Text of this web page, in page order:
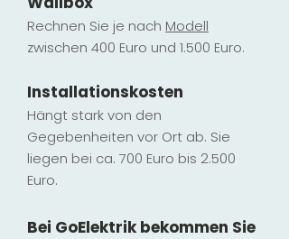
Rechnen Sie je nach Modell
zwischen 400 Euro und 1.500 Euro.
Installationskosten
Hängt stark von den
Gegebenheiten vor Ort ab. Sie
liegen bei ca. 700 Euro bis 2.500
Euro.
Bei GoElektrik bekommen Sie